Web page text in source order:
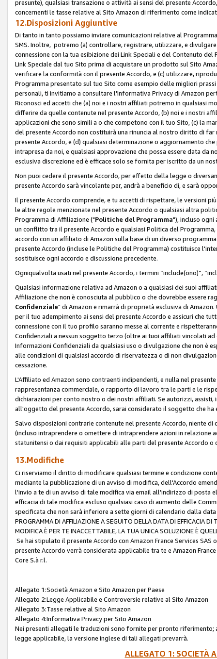
presunte), qualsiasi transazione o attività ai sensi del presente
concernenti le tasse relative al Sito Amazon di riferimento come
12.Disposizioni Aggiuntive
Di tanto in tanto possiamo inviare comunicazioni relative al
SMS. Inoltre, potremo (a) controllare, registrare, utilizzare, e
connessione con la tua esibizione dei Link Speciali e del Contenuto
Link Speciale dal tuo Sito prima di acquistare un prodotto sul Sito
verificare la conformità con il presente Accordo, e (c) utilizzare,
Programma presentato sul tuo Sito come esempio delle migliori
personali, ti invitiamo a consultare l'Informativa Privacy di Amazon
Riconosci ed accetti che (a) noi e i nostri affiliati potremo in qualsiasi
differire da quelle contenute nel presente Accordo, (b) noi e i nostri
applicazioni che sono simili a o che competono con il tuo Sito, (c) la
del presente Accordo non costituirà una rinuncia al nostro diritto di
presente Accordo, e (d) qualsiasi determinazione o aggiornamento
intrapresa da noi, e qualsiasi approvazione che possa essere data
esclusiva discrezione ed è efficace solo se fornita per iscritto da un
Non puoi cedere il presente Accordo, per effetto della legge o
presente Accordo sarà vincolante per, andrà a beneficio di, e sarà
Il presente Accordo comprende, e tu accetti di rispettare, le versioni
le altre regole menzionate nel presente Accordo o qualsiasi altra
Programma di Affiliazione ("Politiche del Programma"), incluso
un conflitto tra il presente Accordo e qualsiasi Politica del
accordo con un affiliato di Amazon sulla base di un diverso
presente Accordo (incluse le Politiche del Programma) costituisce
sostituisce ogni accordo e discussione precedente.
Ogniqualvolta usati nel presente Accordo, i termini “include(ono)”,
Qualsiasi informazione relativa ad Amazon o a qualsiasi dei suoi
Affiliazione che non è conosciuta al pubblico o che dovrebbe essere
Confidenziale" di Amazon e rimarrà di proprietà esclusiva di
per il tuo adempimento ai sensi del presente Accordo e assicuri che
connessione con il tuo profilo saranno messe al corrente e
Confidenziali a nessun soggetto terzo (oltre ai tuoi affiliati vincolati
Informazioni Confidenziali da qualsiasi uso o divulgazione che non è
alle condizioni di qualsiasi accordo di riservatezza o di non
cessazione.
L'Affiliato ed Amazon sono contraenti indipendenti, e nulla nel
rappresentanza commerciale, o rapporto di lavoro tra le parti e le
dichiarazioni per conto nostro o dei nostri affiliati. Se autorizzi,
all'oggetto del presente Accordo, sarai considerato il soggetto che
Salvo disposizioni contrarie contenute nel presente Accordo, niente
(incluso intraprendere o omettere di intraprendere azioni in relazione
statunitensi o dai requisiti applicabili alle parti del presente Accordo o
13.Modifiche
Ci riserviamo il diritto di modificare qualsiasi termine e condizione
mediante la pubblicazione di un avviso di modifica, dell'Accordo
l'invio a te di un avviso di tale modifica via email all'indirizzo di
efficacia di tale modifica escluso qualsiasi caso di aumento delle
specificata che non sarà inferiore a sette giorni di calendario dalla data
PROGRAMMA DI AFFILIAZIONE A SEGUITO DELLA DATA DI EFFICACIA
MODIFICA È PER TE INACCETTABILE, LA TUA UNICA SOLUZIONE È
Se hai stipulato il presente Accordo con Amazon France Services
presente Accordo verrà considerata applicabile tra te e Amazon
Core S.à r.l.
Allegato 1:Società Amazon e Sito Amazon per Paese
Allegato 2:Legge Applicabile e Controversie relative al Sito Amazon
Allegato 3:Tasse relative al Sito Amazon
Allegato 4:Informativa Privacy per Sito Amazon
Nei presenti allegati le traduzioni sono fornite per pronto riferimento;
legge applicabile, la versione inglese di tali allegati prevarrà.
ALLEGATO 1: SOCIETÀ